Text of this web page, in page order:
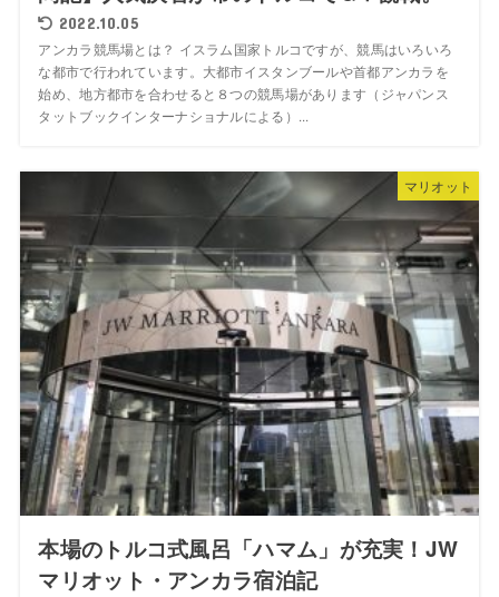
2022.10.05
アンカラ競馬場とは？ イスラム国家トルコですが、競馬はいろいろ
な都市で行われています。大都市イスタンブールや首都アンカラを
始め、地方都市を合わせると８つの競馬場があります（ジャパンス
タットブックインターナショナルによる）...
マリオット
本場のトルコ式風呂「ハマム」が充実！JW
マリオット・アンカラ宿泊記